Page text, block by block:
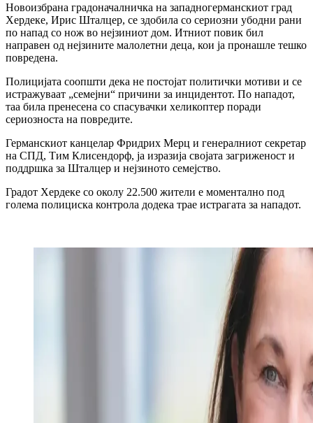
Новоизбрана градоначалничка на западногерманскиот град
Хердеке, Ирис Шталцер, се здобила со сериозни убодни рани
по напад со нож во нејзиниот дом. Итниот повик бил
направен од нејзините малолетни деца, кои ја пронашле тешко
повредена.
Полицијата соопшти дека не постојат политички мотиви и се
истражуваат „семејни“ причини за инцидентот. По нападот,
таа била пренесена со спасувачки хеликоптер поради
сериозноста на повредите.
Германскиот канцелар Фридрих Мерц и генералниот секретар
на СПД, Тим Клисендорф, ја изразија својата загриженост и
поддршка за Шталцер и нејзиното семејство.
Градот Хердеке со околу 22.500 жители е моментално под
голема полициска контрола додека трае истрагата за нападот.